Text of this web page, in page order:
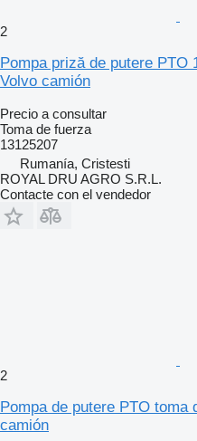
2
Pompa priză de putere PTO
Volvo camión
Precio a consultar
Toma de fuerza
13125207
Rumanía, Cristesti
ROYAL DRU AGRO S.R.L.
Contacte con el vendedor
2
Pompa de putere PTO toma
camión